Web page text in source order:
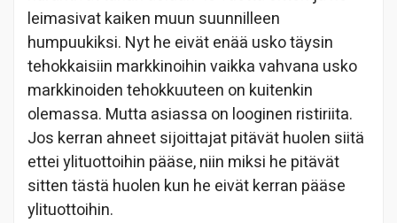
leimasivat kaiken muun suunnilleen
humpuukiksi. Nyt he eivät enää usko täysin
tehokkaisiin markkinoihin vaikka vahvana usko
markkinoiden tehokkuuteen on kuitenkin
olemassa. Mutta asiassa on looginen ristiriita.
Jos kerran ahneet sijoittajat pitävät huolen siitä
ettei ylituottoihin pääse, niin miksi he pitävät
sitten tästä huolen kun he eivät kerran pääse
ylituottoihin.